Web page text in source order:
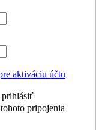
aktiváciu účtu
prihlásiť
pripojenia